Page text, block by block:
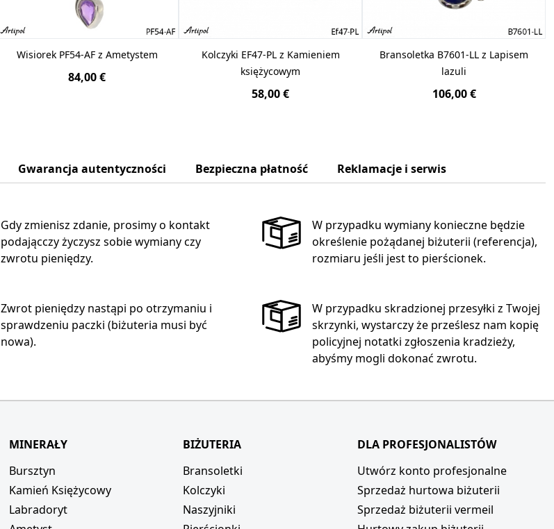
Wisiorek PF54-AF z Ametystem
84,00 €
Kolczyki EF47-PL z Kamieniem
księżycowym
58,00 €
Bransoletka B7601-LL z Lapisem
lazuli
106,00 €
Gwarancja autentyczności Bezpieczna płatność Reklamacje i serwis
Gdy zmienisz zdanie, prosimy o kontakt
podającczy życzysz sobie wymiany czy
zwrotu pieniędzy.
W przypadku wymiany konieczne będzie
określenie pożądanej biżuterii (referencja),
rozmiaru jeśli jest to pierścionek.
Zwrot pieniędzy nastąpi po otrzymaniu i
sprawdzeniu paczki (biżuteria musi być
nowa).
W przypadku skradzionej przesyłki z Twojej
skrzynki, wystarczy że prześlesz nam kopię
policyjnej notatki zgłoszenia kradzieży,
abyśmy mogli dokonać zwrotu.
MINERAŁY
Bursztyn
Kamień Księżycowy
Labradoryt
BIŻUTERIA
Bransoletki
Kolczyki
Naszyjniki
DLA PROFESJONALISTÓW
Utwórz konto profesjonalne
Sprzedaż hurtowa biżuterii
Sprzedaż biżuterii vermeil